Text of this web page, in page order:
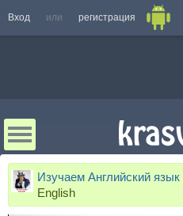
Вход или регистрация
Изучаем Английский язык
English